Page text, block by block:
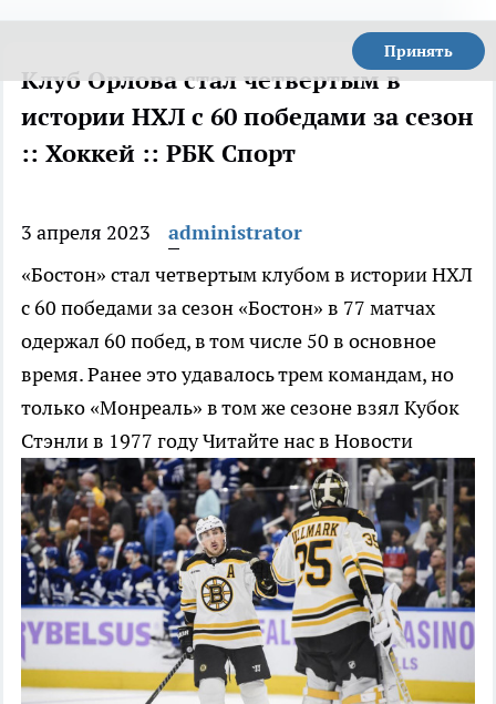
Принять
Клуб Орлова стал четвертым в
истории НХЛ с 60 победами за сезон
:: Хоккей :: РБК Спорт
3 апреля 2023
administrator
«Бостон» стал четвертым клубом в истории НХЛ
с 60 победами за сезон «Бостон» в 77 матчах
одержал 60 побед, в том числе 50 в основное
время. Ранее это удавалось трем командам, но
только «Монреаль» в том же сезоне взял Кубок
Стэнли в 1977 годуЧитайте нас в Новости